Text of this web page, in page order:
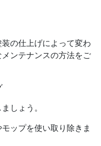
の仕上げによって変わ
ンテナンスの方法をご
しょう。
ップを使い取り除きま